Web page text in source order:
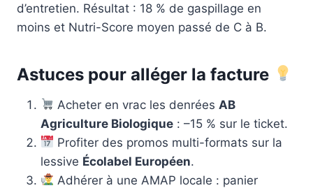
d’entretien. Résultat : 18 % de gaspillage en
moins et Nutri-Score moyen passé de C à B.
Astuces pour alléger la facture
Acheter en vrac les denrées AB
Agriculture Biologique : –15 % sur le ticket.
Profiter des promos multi-formats sur la
lessive Écolabel Européen.
Adhérer à une AMAP locale : panier